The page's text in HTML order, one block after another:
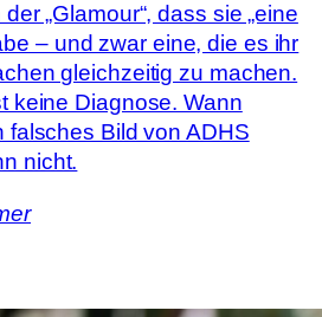
„Glamour“, dass sie „eine
– und zwar eine, die es ihr
gleichzeitig zu machen.
keine Diagnose. Wann
falsches Bild von ADHS
nicht.